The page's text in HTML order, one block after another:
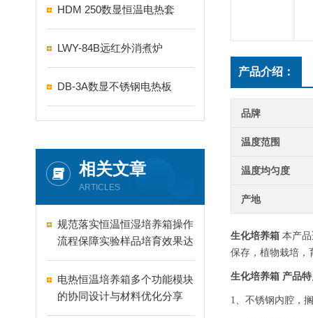
HDM 250数显恒温电热套
LWY-84B远红外消煮炉
DB-3A数显不锈钢电热板
相关文章
ARTICLES
规范落实恒温恒湿培养箱操作
流程保障实验样品培育效果达
标
电热恒温培养箱多个功能模块
的协同设计与材料优化分享
产品介绍：
品牌
温度范围
温度均匀度
产地
生化培养箱 本产
保存，植物栽培，
生化培养箱 产品
1、不锈钢内腔，